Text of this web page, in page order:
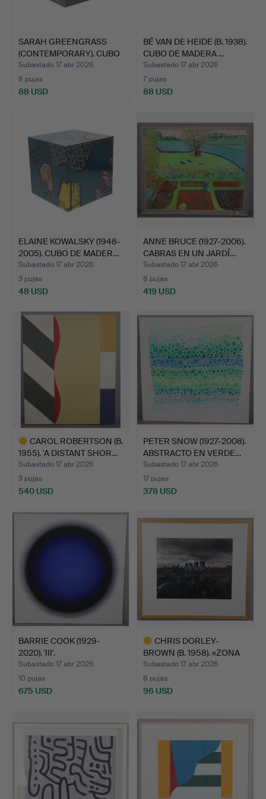
SARAH GREENGRASS
(CONTEMPORARY). CUBO
DE M…
Subastado 17 abr 2026
8 pujas
88 USD
BÉ VAN DE HEIDE (B. 1938).
CUBO DE MADERA …
Subastado 17 abr 2026
7 pujas
88 USD
ELAINE KOWALSKY (1948-
2005). CUBO DE MADER…
Subastado 17 abr 2026
3 pujas
48 USD
ANNE BRUCE (1927-2006).
CABRAS EN UN JARDÍ…
Subastado 17 abr 2026
8 pujas
419 USD
CAROL ROBERTSON (B.
1955). 'A DISTANT SHOR…
Subastado 17 abr 2026
3 pujas
540 USD
seleccionado
PETER SNOW (1927-2008).
ABSTRACTO EN VERDE…
Subastado 17 abr 2026
17 pujas
378 USD
BARRIE COOK (1929-
2020). 'III'.
Subastado 17 abr 2026
10 pujas
675 USD
CHRIS DORLEY-
BROWN (B. 1958). «ZONA
DE INF…
Subastado 17 abr 2026
8 pujas
96 USD
seleccionado